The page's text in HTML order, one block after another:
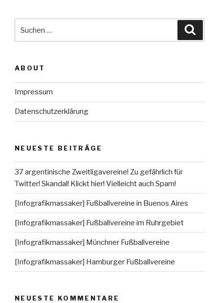
nach:
ABOUT
Impressum
Datenschutzerklärung
NEUESTE BEITRÄGE
37 argentinische Zweitligavereine! Zu gefährlich für
Twitter! Skandal! Klickt hier! Vielleicht auch Spam!
[Infografikmassaker] Fußballvereine in Buenos Aires
[Infografikmassaker] Fußballvereine im Ruhrgebiet
[Infografikmassaker] Münchner Fußballvereine
[Infografikmassaker] Hamburger Fußballvereine
NEUESTE KOMMENTARE